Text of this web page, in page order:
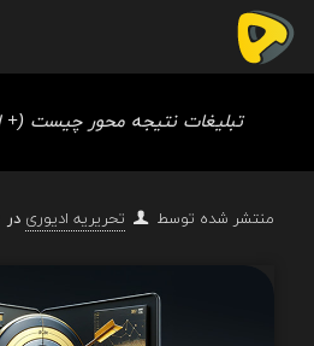
تبلیغات نتیجه محور چیست (+
منتشر شده توسط تحریریه ادیوری در